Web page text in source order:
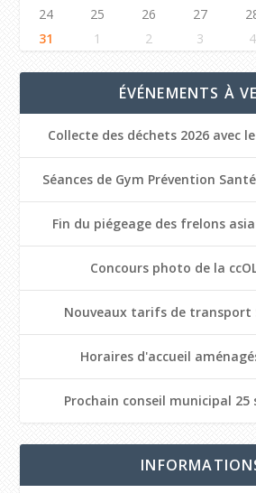
24
25 26 27
31
1 2 3 4
ÉVÉNEMENTS À
Collecte des déchets 2026 avec le
Séances de Gym Prévention
Fin du piégeage des frelons
Concours photo de la
Nouveaux tarifs de transport
Horaires d'accueil
Prochain conseil municipal 25